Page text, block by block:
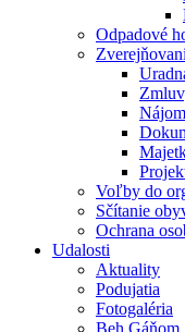
Odpadové
Voľby do
Sčítanie
Ochrana
Udalosti
Aktuality
Podujatia
Fotogaléria
Beh Gáňom